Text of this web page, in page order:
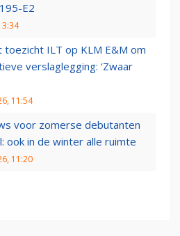
E2
toezicht ILT op KLM E&M om
verslaglegging: ‘Zwaar
11:54
voor zomerse debutanten
ook in de winter alle ruimte
11:20